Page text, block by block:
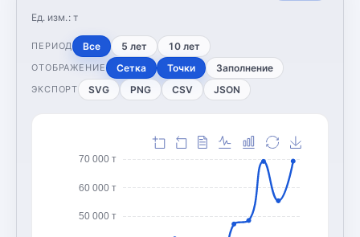
Ед. изм.: т
ПЕРИОД Все 5 лет 10 лет
ОТОБРАЖЕНИЕ Сетка Точки Заполнение
ЭКСПОРТ SVG PNG CSV JSON
50 000 т
60 000 т
70 000 т